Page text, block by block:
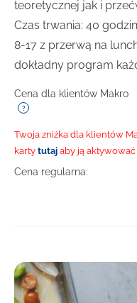
teoretycznej jak i
Czas trwania: 40
8-17 z przerwą na
dokładny program
Cena dla klientów Makro
Twoja zniżka dla klientów
karty tutaj aby ją aktywować
Cena regularna: